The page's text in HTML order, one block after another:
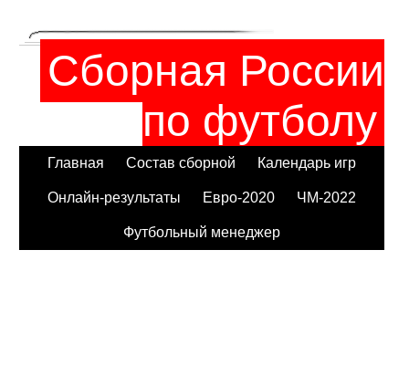
Сборная России
по футболу
Главная Состав сборной Календарь игр
Онлайн-результаты Евро-2020 ЧМ-2022
Футбольный менеджер